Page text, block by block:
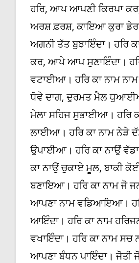
ਹਰਿ, ਆਪ ਆਪਣੀ ਕਿਰਪਾ
ਅਰਸ਼ ਫ਼ਰਸ਼, ਕਾਇਆ ਕੁਰਾ ਡੇਰਾ
ਅਗਨੀ ਤੱਤ ਬੁਝਾਇੰਦਾ। ਹਰਿ
ਕਰ, ਆਪੇ ਆਪ ਸੁਣਾਇੰਦਾ।
ਵਟਾਈਆ। ਹਰਿ ਕਾ ਨਾਮ
ਧੋਵੇ ਦਾਗ, ਦੁਰਮਤ ਮੈਲ
ਮੇਲਾ ਸਹਿਜ ਸੁਭਾਈਆ। ਹਰਿ
ਲਾਈਆ। ਹਰਿ ਕਾ ਨਾਮ ਨੇੜੇ
ਉਪਾਈਆ। ਹਰਿ ਕਾ ਨਾਉਂ
ਕਾ ਨਾਉਂ ਚੁਕਾਏ ਮੂਲ, ਬਾਕੀ
ਬਣਾਇਆ। ਹਰਿ ਕਾ ਨਾਮ ਜੋ
ਆਪਣਾ ਨਾਮ ਵਡਿਆਇਆ।
ਆਇੰਦਾ। ਹਰਿ ਕਾ ਨਾਮ
ਵਖਾਇੰਦਾ। ਹਰਿ ਕਾ ਨਾਮ
ਆਪਣਾ ਬੰਧਨ ਪਾਇੰਦਾ। ਜੋਤੀ